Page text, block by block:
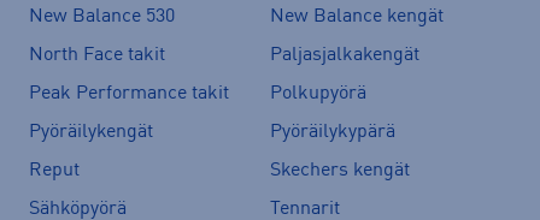
New Balance 530
New Balance kengät
North Face takit
Paljasjalkakengät
Peak Performance takit
Polkupyörä
Pyöräilykengät
Pyöräilykypärä
Reput
Skechers kengät
Sähköpyörä
Tennarit